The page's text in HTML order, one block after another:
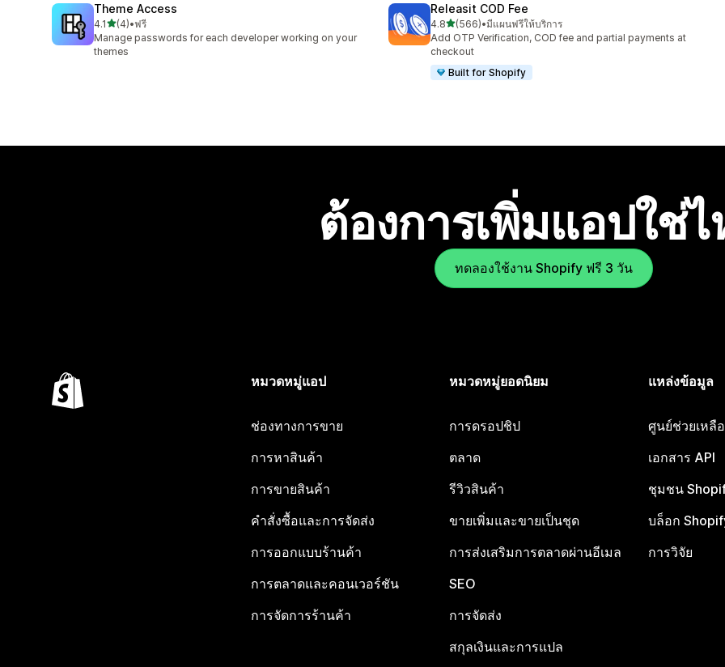
Theme Access
4.1เต็ม 5 ดาว
(4)
ทั้งหมด 4 รีวิว
•ฟรี
Manage passwords for each developer working on your
themes
Releasit COD Fee
4.8เต็ม 5 ดาว
(566)
ทั้งหมด 566 รีวิว
•มีแผนฟรีให้บริการ
Add OTP Verification, COD fee and partial payments at
checkout
Built for Shopify
ต้องการเพิ่มแอปใช่
ทดลองใช้งาน Shopify ฟรี 3 วัน
หมวดหมู่แอป
ช่องทางการขาย
การหาสินค้า
การขายสินค้า
คำสั่งซื้อและการจัดส่ง
การออกแบบร้านค้า
การตลาดและคอนเวอร์ชัน
การจัดการร้านค้า
หมวดหมู่ยอดนิยม
การดรอปชิป
ตลาด
รีวิวสินค้า
ขายเพิ่มและขายเป็นชุด
การส่งเสริมการตลาดผ่านอีเมล
SEO
การจัดส่ง
สกุลเงินและการแปล
แหล่งข้อมูล
ศูนย์ช่วยเหลื
เอกสาร API
ชุมชน
บล็อก
การวิจัย